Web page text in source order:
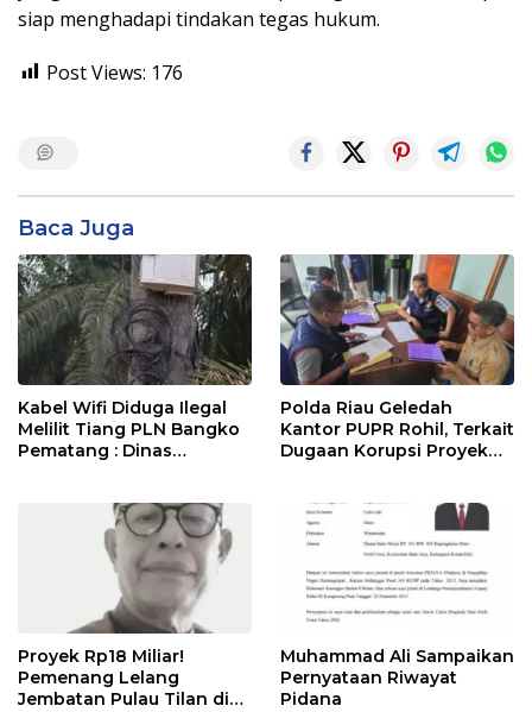
siap menghadapi tindakan tegas hukum.
Post Views: 176
Baca Juga
Kabel Wifi Diduga Ilegal
Melilit Tiang PLN Bangko
Pematang : Dinas
Polda Riau Geledah
Kantor PUPR Rohil, Terkait
Dugaan Korupsi Proyek
Proyek Rp18 Miliar!
Pemenang Lelang
Jembatan Pulau Tilan di
Muhammad Ali Sampaikan
Pernyataan Riwayat
Pidana